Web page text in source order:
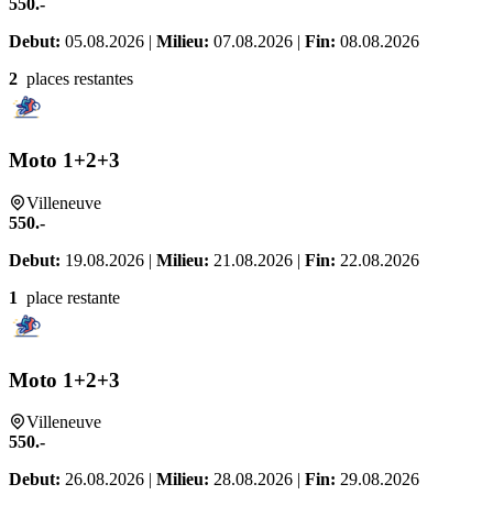
Debut: 05.08.2026 | Milieu: 07.08.2026 | Fin: 08.08.2026
2 places restantes
Moto 1+2+3
Villeneuve
550.-
Debut: 19.08.2026 | Milieu: 21.08.2026 | Fin: 22.08.2026
1 place restante
Moto 1+2+3
Villeneuve
550.-
Debut: 26.08.2026 | Milieu: 28.08.2026 | Fin: 29.08.2026